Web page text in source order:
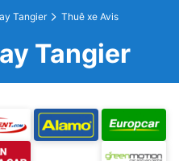
Tangier Thuê xe Avis
Tangier